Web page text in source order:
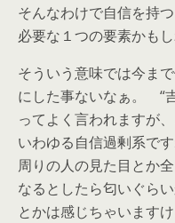
そんなわけで自信を持
必要な１つの要素かもし
そういう意味では今ま
にした事ないなぁ。 “
ってよく言われますが
いわゆる自信過剰系
周りの人の見た目とか
なるとしたら匂いぐら
とかは感じちゃいます